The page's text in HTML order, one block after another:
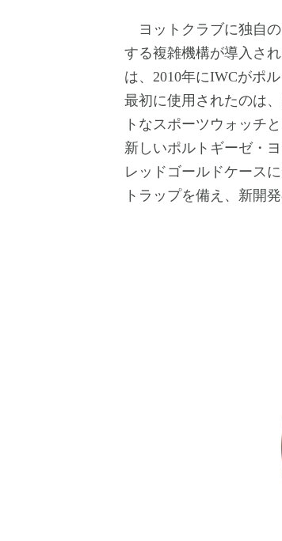
ヨットクラブに独自
する複雑機構が導入さ
は、2010年にIWCがポ
最初に使用されたのは
トなスポーツウォッチ
新しいポルトギーゼ・
レッドゴールドケース
トラップを備え、新開